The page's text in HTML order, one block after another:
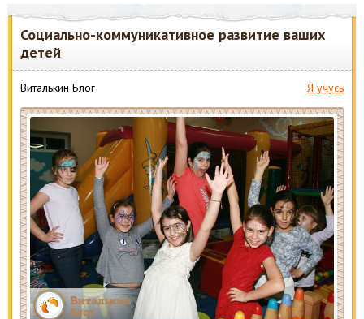
Социально-коммуникативное развитие ваших
детей
Виталькин Блог Я учусь